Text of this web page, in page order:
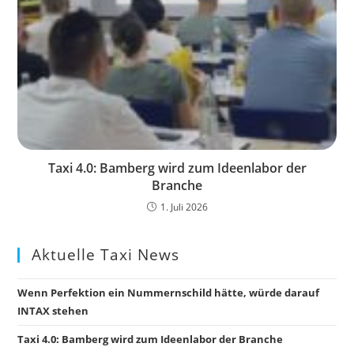
Taxi 4.0: Bamberg wird zum Ideenlabor der
Branche
1. Juli 2026
Aktuelle Taxi News
Wenn Perfektion ein Nummernschild hätte, würde darauf
INTAX stehen
Taxi 4.0: Bamberg wird zum Ideenlabor der Branche